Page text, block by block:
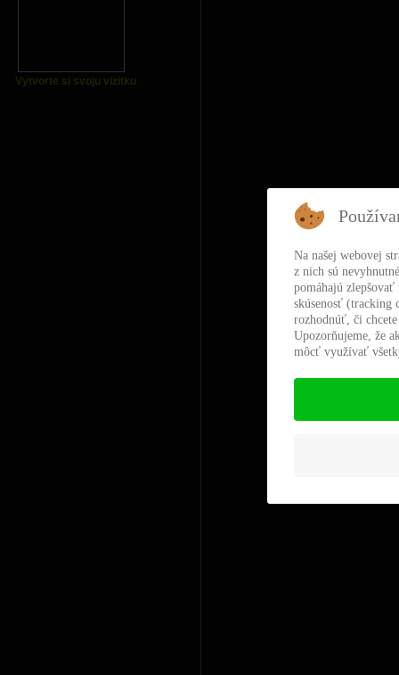
Vytvorte si svoju vizitku
Na našej webovej
z nich sú
pomáhajú
skúsenosť (tracking
rozhodnúť, či
Upozorňujeme, že
môcť využívať